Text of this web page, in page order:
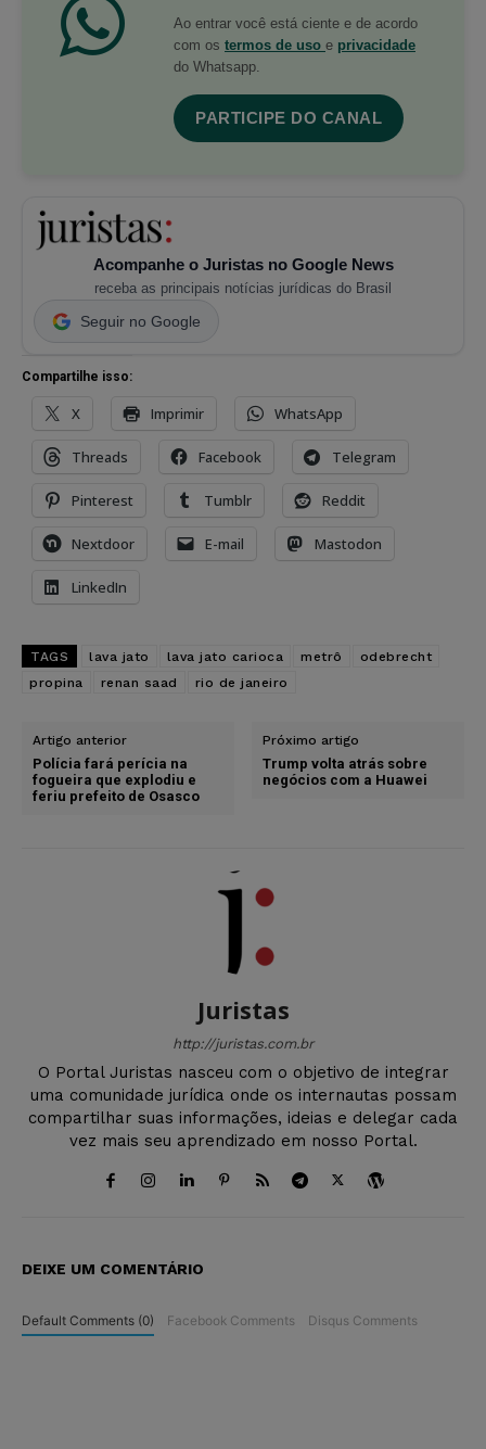
Ao entrar você está ciente e de acordo
com os termos de uso e privacidade
do Whatsapp.
PARTICIPE DO CANAL
Acompanhe o Juristas no Google News
receba as principais notícias jurídicas do Brasil
Seguir no Google
Compartilhe isso:
X Imprimir WhatsApp
Threads Facebook Telegram
Pinterest Tumblr Reddit
Nextdoor E-mail Mastodon
LinkedIn
TAGS lava jato lava jato carioca metrô
odebrecht
propina
renan saad rio de janeiro
Artigo anterior
Polícia fará perícia na
fogueira que explodiu e
feriu prefeito de Osasco
Próximo artigo
Trump volta atrás sobre
negócios com a Huawei
Juristas
http://juristas.com.br
O Portal Juristas nasceu com o objetivo de integrar
uma comunidade jurídica onde os internautas possam
compartilhar suas informações, ideias e delegar cada
vez mais seu aprendizado em nosso Portal.
DEIXE UM COMENTÁRIO
Default Comments (0) Facebook Comments Disqus Comments